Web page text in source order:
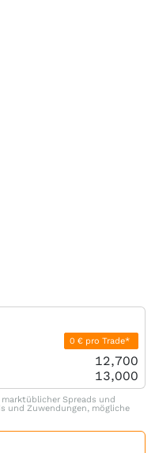
0 € pro Trade*
12,700
13,000
Spreads und
und Zuwendungen, mögliche